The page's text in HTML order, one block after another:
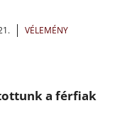
VÉLEMÉNY
a férfiak